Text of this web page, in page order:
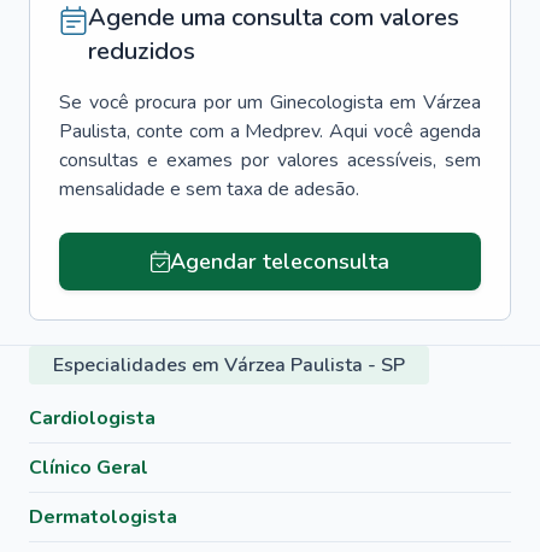
Agende uma consulta com valores
reduzidos
Se você procura por um Ginecologista em Várzea
Paulista, conte com a Medprev. Aqui você agenda
consultas e exames por valores acessíveis, sem
mensalidade e sem taxa de adesão.
Agendar teleconsulta
Especialidades em Várzea Paulista - SP
Cardiologista
Clínico Geral
Dermatologista